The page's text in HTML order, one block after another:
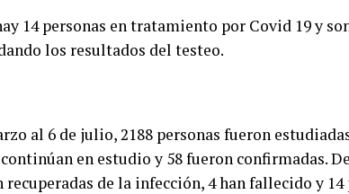
14 personas en tratamiento por Covid 19 y
los resultados del testeo.
al 6 de julio, 2188 personas fueron
en estudio y 58 fueron confirmadas.
recuperadas de la infección, 4 han fallecido y 14